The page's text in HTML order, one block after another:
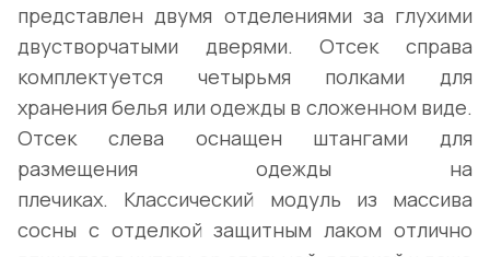
представлен двумя отделениями за глухими
двустворчатыми дверями. Отсек справа
комплектуется четырьмя полками для
хранения белья или одежды в сложенном виде.
Отсек слева оснащен штангами для
размещения одежды на
плечиках. Классический модуль из массива
сосны с отделкой защитным лаком отлично